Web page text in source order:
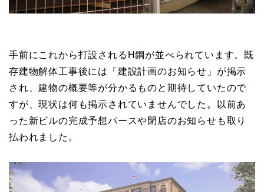
手前にこれから打設されるH鋼が並べられています。既
存建物解体工事後には「建設計画のお知らせ」が掲示
され、建物の概要等が分かるものと期待していたので
すが、現状は何も掲示されていませんでした。以前あ
った新ビルの完成予想パースや閉店のお知らせも取り
払われました。